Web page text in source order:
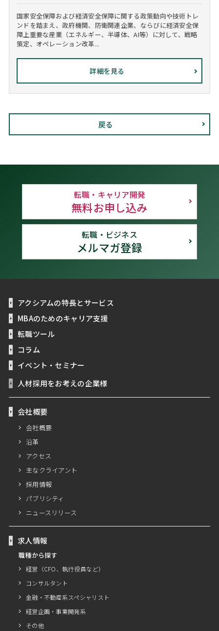
国家安全保障および経済安全保障に関する政策動向や技術トレ
ンドを踏まえ、政府機関、防衛関連企業、ならびに経済安全保
障上重要な産業（エネルギー、半導体、AI等）に対して、戦略
策定、オペレーション改革...
詳細を見る
戻る
転職・キャリア開発
無料お申し込み
転職・ビジネス
メルマガ登録
アクシアムの特長とサービス
MBAのためのキャリア支援
転職ツール
コラム
イベント・セミナー
人材採用をお考えの企業様
会社概要
会社概要
沿革
アクセス
主なクライアント
採用情報
パブリシティ
ニュースリリース
求人情報
職種から探す
経営（CFO、執行役員など）
コンサルタント
金融・不動産系スペシャリスト
経営企画・事業開発系
その他